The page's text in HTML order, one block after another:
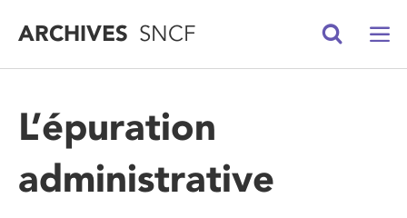
ARCHIVESSNCF
L’épuration
administrative